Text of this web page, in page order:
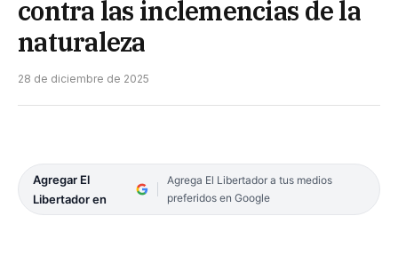
contra las inclemencias de la
naturaleza
28 de diciembre de 2025
Agregar El
Libertador en
Agrega El Libertador a tus medios
preferidos en Google